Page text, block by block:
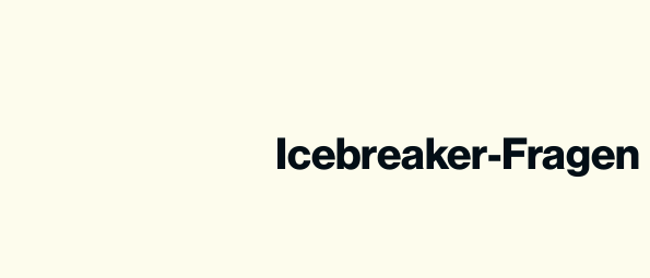
Icebreaker-Fragen